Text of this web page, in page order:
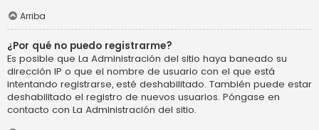
Arriba
¿Por qué no puedo registrarme?
Es posible que La Administración del sitio haya baneado su
dirección IP o que el nombre de usuario con el que está
intentando registrarse, esté deshabilitado. También puede estar
deshabilitado el registro de nuevos usuarios. Póngase en
contacto con La Administración del sitio.